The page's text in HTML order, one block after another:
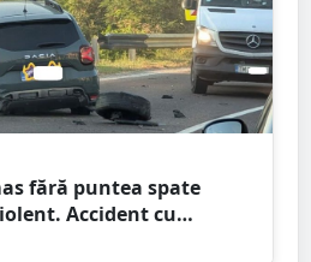
fără puntea spate
Accident cu
din Satu Mare